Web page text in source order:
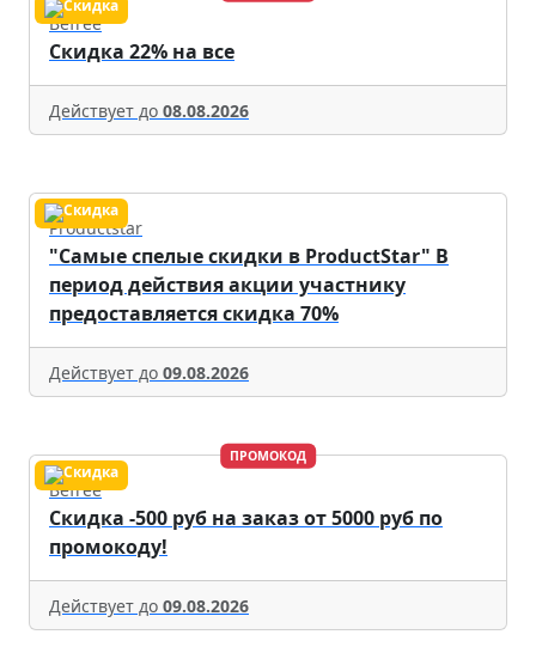
Befree
Скидка 22% на все
Действует до 08.08.2026
Productstar
"Самые спелые скидки в ProductStar" В
период действия акции участнику
предоставляется скидка 70%
Действует до 09.08.2026
ПРОМОКОД
Befree
Скидка -500 руб на заказ от 5000 руб по
промокоду!
Действует до 09.08.2026